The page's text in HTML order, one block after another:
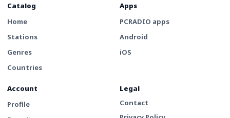
Catalog
Home
Stations
Genres
Countries
Apps
PCRADIO apps
Android
iOS
Account
Profile
Legal
Contact